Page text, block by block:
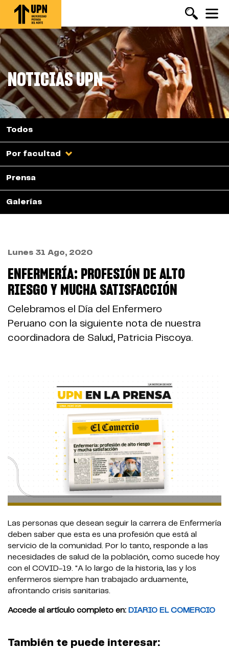
Pasar
contenido
principal
NOTICIAS UPN
Todos
Por facultad
Prensa
Galerías
Lunes 31 Ago, 2020
ENFERMERÍA: PROFESIÓN DE ALTO
RIESGO Y MUCHA SATISFACCIÓN
Celebramos el Día del Enfermero
Peruano con la siguiente nota de nuestra
coordinadora de Salud, Patricia Piscoya.
Las personas que desean seguir la carrera de Enfermería
deben saber que esta es una profesión que está al
servicio de la comunidad. Por lo tanto, responde a las
necesidades de salud de la población, como sucede hoy
con el COVID-19. "A lo largo de la historia, las y los
enfermeros siempre han trabajado arduamente,
afrontando crisis sanitarias.
Accede al artículo completo en: DIARIO EL COMERCIO
También te puede interesar: